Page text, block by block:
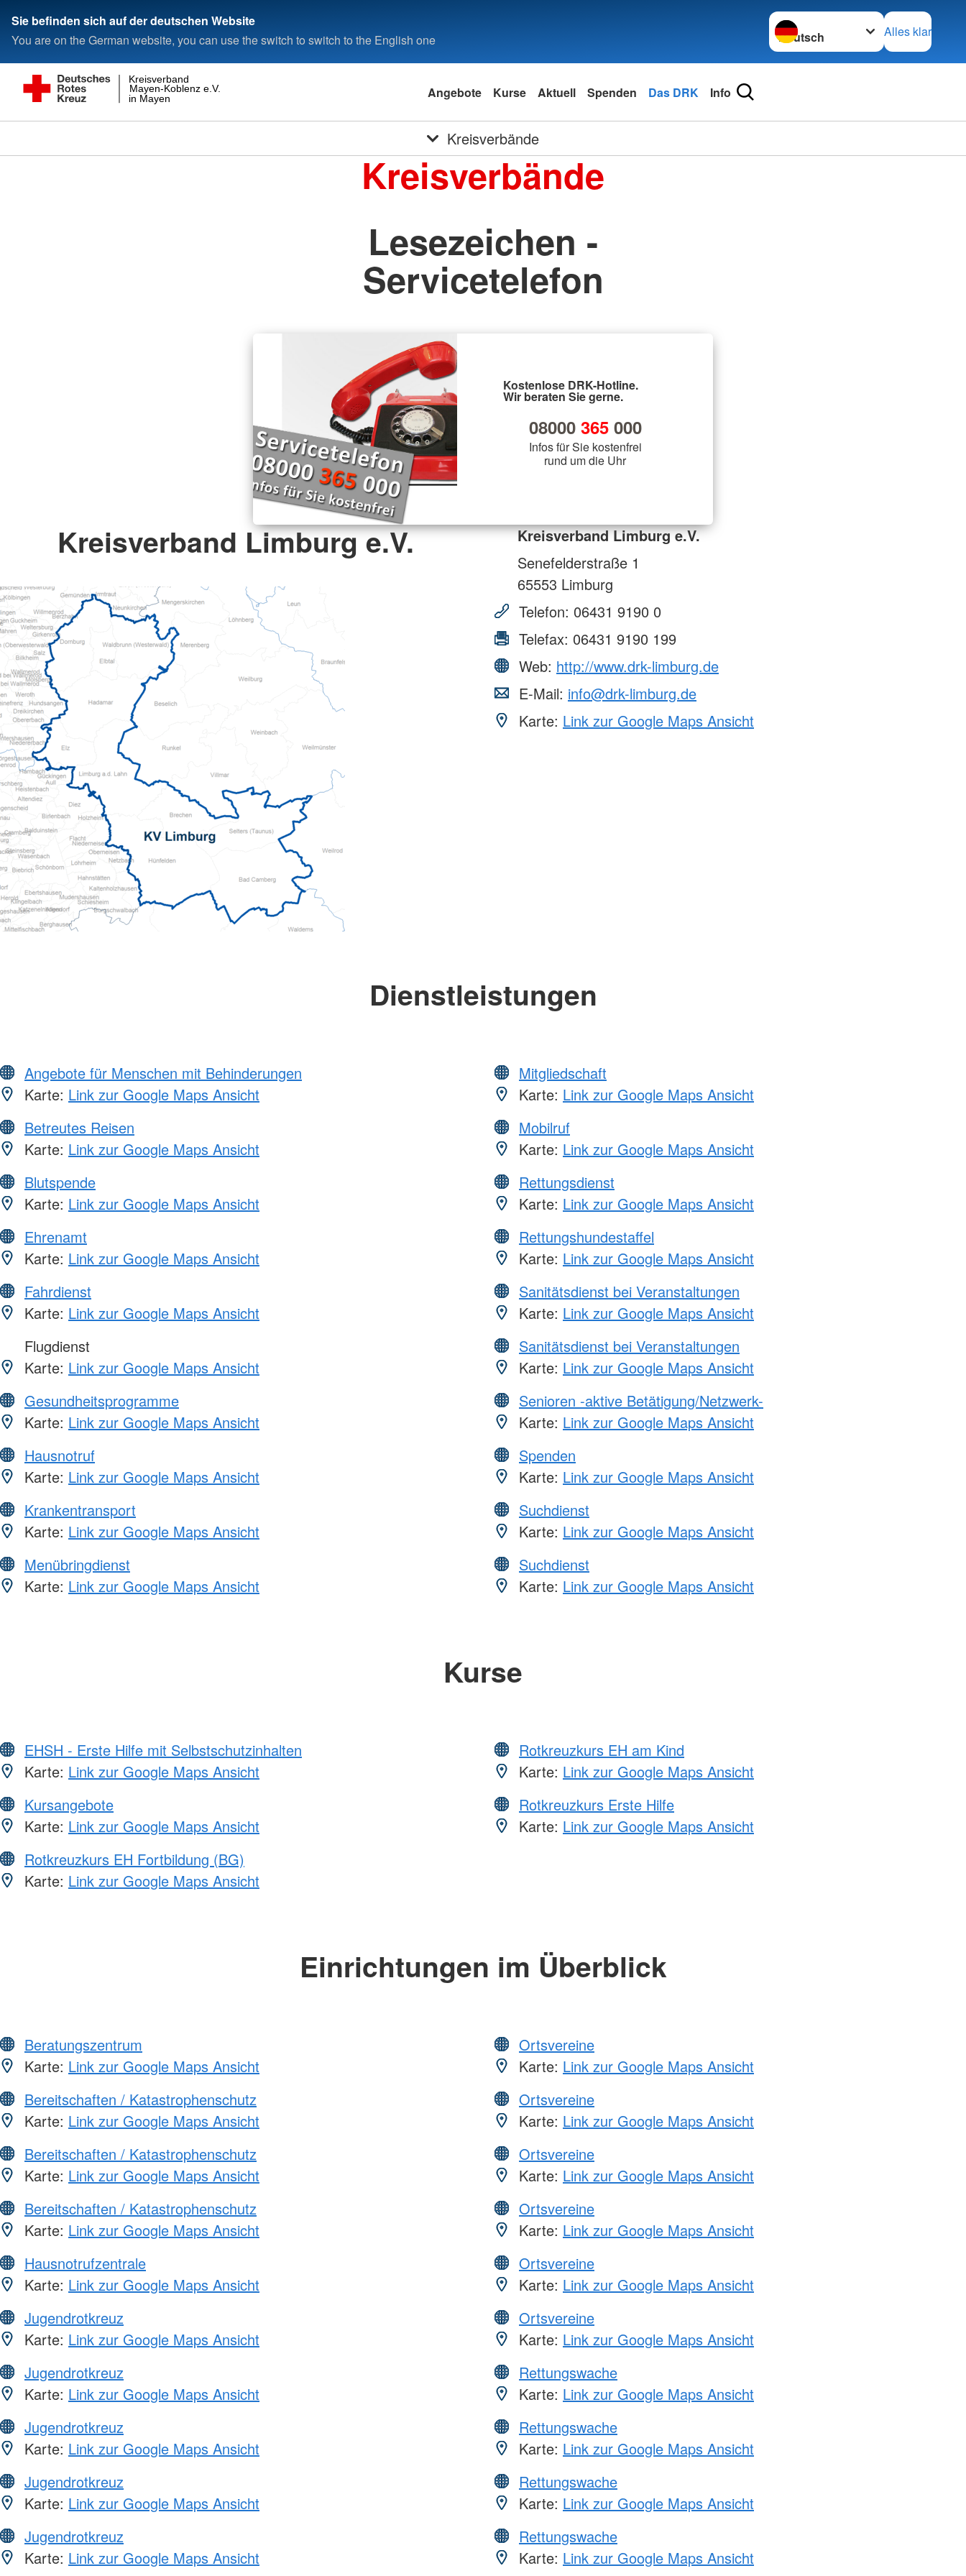
Sie befinden sich auf der deutschen Website
You are on the German website, you can use the switch to switch to the English one
Sprache wechseln zu
Alles klar
in Mayen
Mayen-Koblenz e.V.
Kreisverband
Angebote Kurse Aktuell Spenden Das DRK Info
Kreisverbände
Kreisverbände
Lesezeichen -
Servicetelefon
Kostenlose DRK-Hotline.
Wir beraten Sie gerne.
08000 365000
Infos für Sie kostenfrei
rund um die Uhr
Kreisverband Limburg e.V.
Kreisverband Limburg e.V.
Senefelderstraße 1
65553 Limburg
Telefon: 06431 9190 0
Telefax: 06431 9190 199
Web: http://www.drk-limburg.de
E-Mail: info@drk-limburg.de
Karte: Link zur Google Maps Ansicht
Dienstleistungen
Angebote für Menschen mit Behinderungen
Karte: Link zur Google Maps Ansicht
Betreutes Reisen
Karte: Link zur Google Maps Ansicht
Blutspende
Karte: Link zur Google Maps Ansicht
Ehrenamt
Karte: Link zur Google Maps Ansicht
Fahrdienst
Karte: Link zur Google Maps Ansicht
Flugdienst
Karte: Link zur Google Maps Ansicht
Gesundheitsprogramme
Karte: Link zur Google Maps Ansicht
Hausnotruf
Karte: Link zur Google Maps Ansicht
Krankentransport
Karte: Link zur Google Maps Ansicht
Menübringdienst
Karte: Link zur Google Maps Ansicht
Mitgliedschaft
Karte: Link zur Google Maps Ansicht
Mobilruf
Karte: Link zur Google Maps Ansicht
Rettungsdienst
Karte: Link zur Google Maps Ansicht
Rettungshundestaffel
Karte: Link zur Google Maps Ansicht
Sanitätsdienst bei Veranstaltungen
Karte: Link zur Google Maps Ansicht
Sanitätsdienst bei Veranstaltungen
Karte: Link zur Google Maps Ansicht
Senioren -aktive Betätigung/Netzwerk-
Karte: Link zur Google Maps Ansicht
Spenden
Karte: Link zur Google Maps Ansicht
Suchdienst
Karte: Link zur Google Maps Ansicht
Suchdienst
Karte: Link zur Google Maps Ansicht
Kurse
EHSH - Erste Hilfe mit Selbstschutzinhalten
Karte: Link zur Google Maps Ansicht
Kursangebote
Karte: Link zur Google Maps Ansicht
Rotkreuzkurs EH Fortbildung (BG)
Karte: Link zur Google Maps Ansicht
Rotkreuzkurs EH am Kind
Karte: Link zur Google Maps Ansicht
Rotkreuzkurs Erste Hilfe
Karte: Link zur Google Maps Ansicht
Einrichtungen im Überblick
Beratungszentrum
Karte: Link zur Google Maps Ansicht
Bereitschaften / Katastrophenschutz
Karte: Link zur Google Maps Ansicht
Bereitschaften / Katastrophenschutz
Karte: Link zur Google Maps Ansicht
Bereitschaften / Katastrophenschutz
Karte: Link zur Google Maps Ansicht
Hausnotrufzentrale
Karte: Link zur Google Maps Ansicht
Jugendrotkreuz
Karte: Link zur Google Maps Ansicht
Jugendrotkreuz
Karte: Link zur Google Maps Ansicht
Jugendrotkreuz
Karte: Link zur Google Maps Ansicht
Jugendrotkreuz
Karte: Link zur Google Maps Ansicht
Jugendrotkreuz
Karte: Link zur Google Maps Ansicht
Ortsvereine
Karte: Link zur Google Maps Ansicht
Ortsvereine
Karte: Link zur Google Maps Ansicht
Ortsvereine
Karte: Link zur Google Maps Ansicht
Ortsvereine
Karte: Link zur Google Maps Ansicht
Ortsvereine
Karte: Link zur Google Maps Ansicht
Ortsvereine
Karte: Link zur Google Maps Ansicht
Rettungswache
Karte: Link zur Google Maps Ansicht
Rettungswache
Karte: Link zur Google Maps Ansicht
Rettungswache
Karte: Link zur Google Maps Ansicht
Rettungswache
Karte: Link zur Google Maps Ansicht